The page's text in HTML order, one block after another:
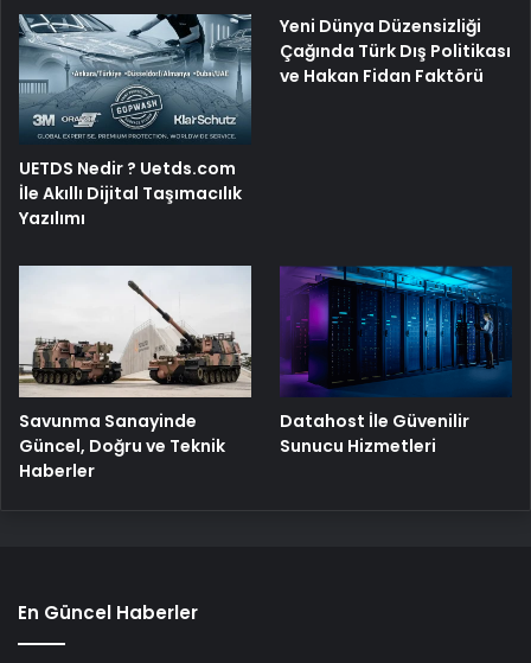
UETDS Nedir ? Uetds.com
İle Akıllı Dijital Taşımacılık
Yazılımı
Yeni Dünya Düzensizliği
Çağında Türk Dış Politikası
ve Hakan Fidan Faktörü
Savunma Sanayinde
Güncel, Doğru ve Teknik
Haberler
Datahost İle Güvenilir
Sunucu Hizmetleri
En Güncel Haberler